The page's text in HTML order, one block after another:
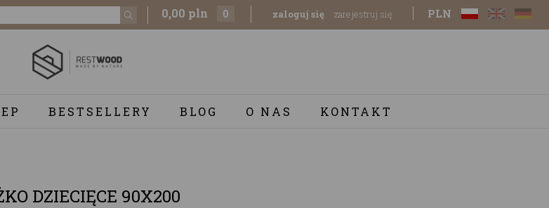
0,00 pln 0 zaloguj się zarejestruj się PLN
BESTSELLERY BLOG O NAS KONTAKT
DZIECIĘCE 90X200